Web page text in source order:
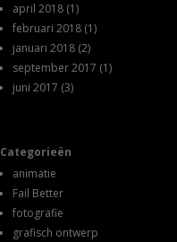
april 2018 (1)
februari 2018 (1)
januari 2018 (2)
september 2017 (1)
juni 2017 (3)
Categorieën
animatie
Fail Better
fotografie
grafisch ontwerp